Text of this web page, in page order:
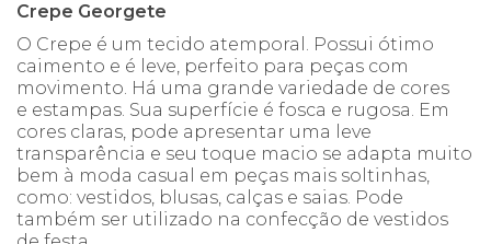
Crepe Georgete
O Crepe é um tecido atemporal. Possui ótimo
caimento e é leve, perfeito para peças com
movimento. Há uma grande variedade de cores
e estampas. Sua superfície é fosca e rugosa. Em
cores claras, pode apresentar uma leve
transparência e seu toque macio se adapta muito
bem à moda casual em peças mais soltinhas,
como: vestidos, blusas, calças e saias. Pode
também ser utilizado na confecção de vestidos